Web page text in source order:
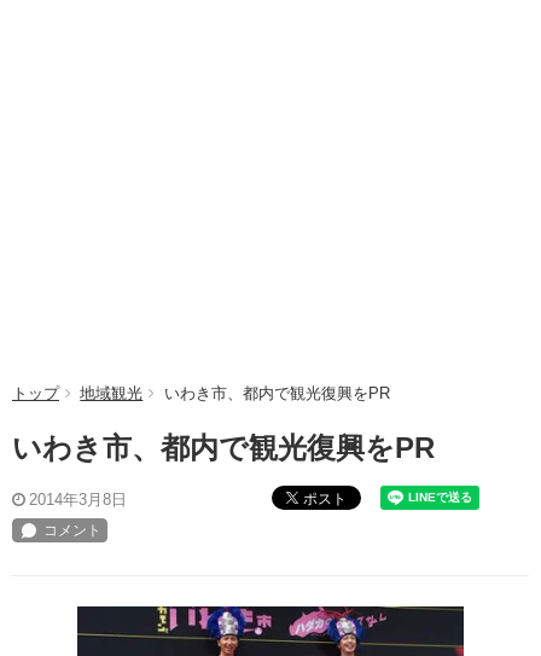
トップ 地域観光 いわき市、都内で観光復興をPR
いわき市、都内で観光復興をPR
2014年3月8日 ポスト